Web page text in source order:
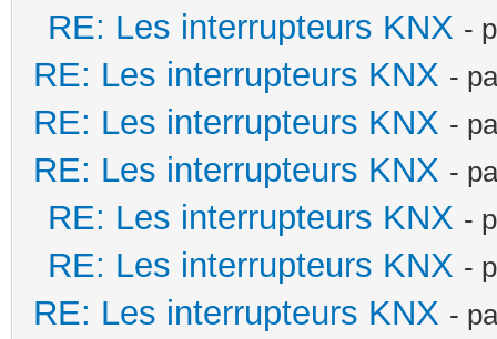
RE: Les interrupteurs KNX -
RE: Les interrupteurs KNX -
RE: Les interrupteurs KNX -
RE: Les interrupteurs KNX -
RE: Les interrupteurs KNX -
RE: Les interrupteurs KNX -
RE: Les interrupteurs KNX -